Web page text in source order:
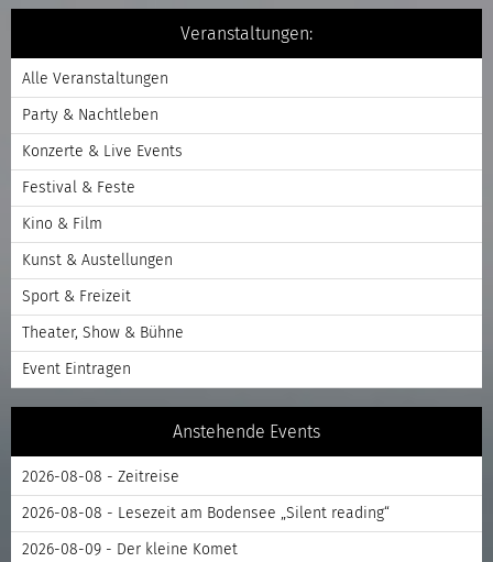
Veranstaltungen:
Alle Veranstaltungen
Party & Nachtleben
Konzerte & Live Events
Festival & Feste
Kino & Film
Kunst & Austellungen
Sport & Freizeit
Theater, Show & Bühne
Event Eintragen
Anstehende Events
2026-08-08 - Zeitreise
2026-08-08 - Lesezeit am Bodensee „Silent reading“
2026-08-09 - Der kleine Komet